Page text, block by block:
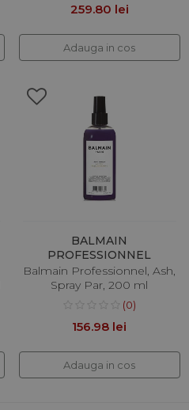
259.80 lei
Adauga in cos
BALMAIN
PROFESSIONNEL
Balmain Professionnel, Ash,
Spray Par, 200 ml
(0)
156.98 lei
Adauga in cos